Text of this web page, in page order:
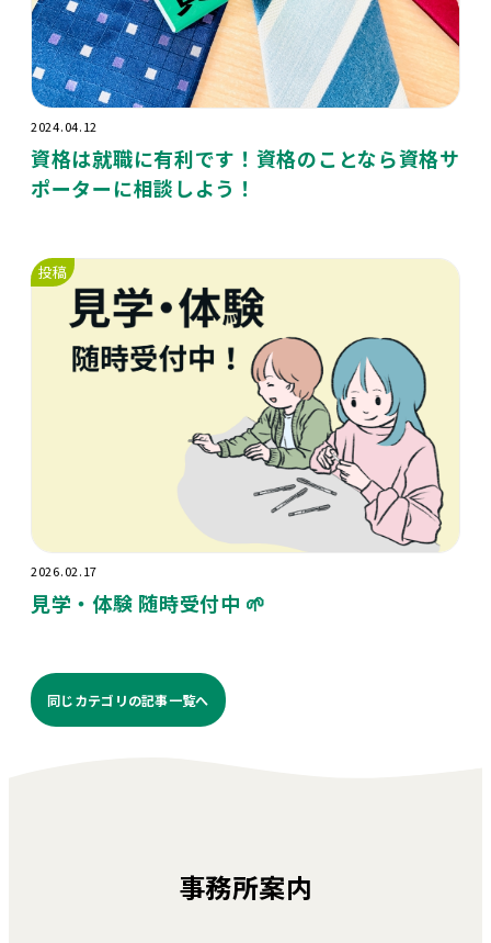
2024.04.12
資格は就職に有利です！資格のことなら資格サ
ポーターに相談しよう！
投稿
2026.02.17
見学・体験 随時受付中 🌱
同じカテゴリの記事⼀覧へ
事務所案内